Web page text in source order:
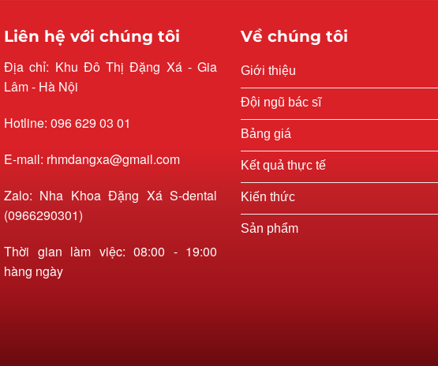
Liên hệ với chúng tôi
Địa chỉ: Khu Đô Thị Đặng Xá - Gia
Lâm - Hà Nội
Hotline: 096 629 03 01
E-mail: rhmdangxa@gmail.com
Zalo: Nha Khoa Đặng Xá S-dental
(0966290301)
Thời gian làm việc: 08:00 - 19:00
hàng ngày
Về chúng tôi
Giới thiệu
Đội ngũ bác sĩ
Bảng giá
Kết quả thực tế
Kiến thức
Sản phẩm